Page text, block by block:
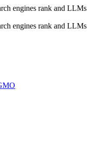
engines rank and LLMs
engines rank and LLMs